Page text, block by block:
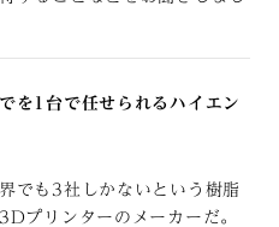
を1台で任せられるハイエン
でも3社しかないという樹脂
プリンターのメーカーだ。